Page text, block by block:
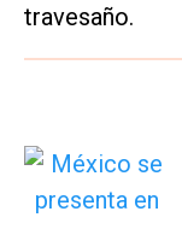
travesaño.